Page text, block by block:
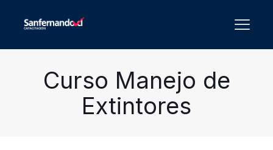
Curso Manejo de
Extintores